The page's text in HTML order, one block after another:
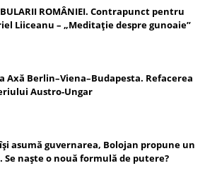
ROMÂNIEI. Contrapunct pentru
Liiceanu – „Meditație despre gunoaie”
Axă Berlin–Viena–Budapesta. Refacerea
Austro-Ungar
își asumă guvernarea, Bolojan propune un
Se naște o nouă formulă de putere?